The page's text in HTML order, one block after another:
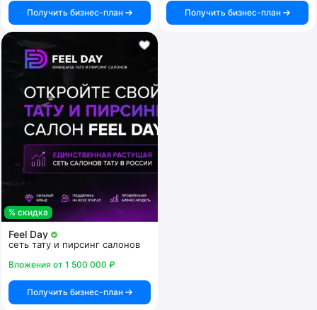
Получить бизнес-план
Получить бизнес-план
% скидка
Feel Day
сеть тату и пирсинг салонов
Вложения от 1 500 000 ₽
Получить бизнес-план